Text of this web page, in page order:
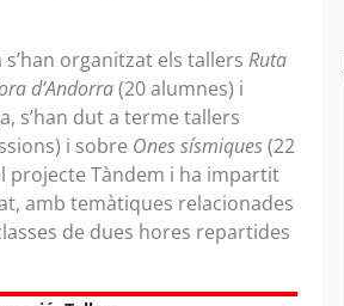
organitzat els tallers Ruta
d’Andorra(20 alumnes) i
s’han dut a terme tallers
i sobre Ones sísmiques(22
projecte Tàndem i ha impartit
amb temàtiques relacionades
de dues hores repartides